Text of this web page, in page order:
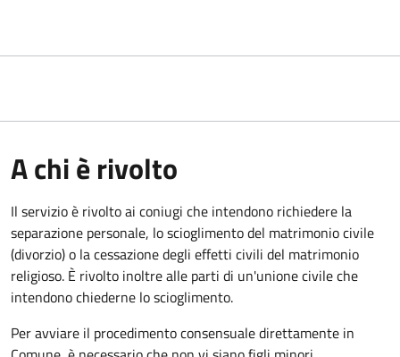
A chi è rivolto
Il servizio è rivolto ai coniugi che intendono richiedere la
separazione personale, lo scioglimento del matrimonio civile
(divorzio) o la cessazione degli effetti civili del matrimonio
religioso. È rivolto inoltre alle parti di un'unione civile che
intendono chiederne lo scioglimento.
Per avviare il procedimento consensuale direttamente in